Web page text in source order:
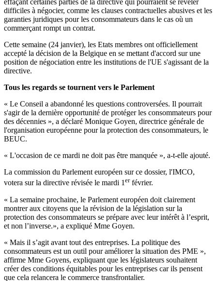
effaçant certaines parties de la directive qui pourraient se révéler
difficiles à négocier, comme les clauses contractuelles abusives et les
garanties juridiques pour les consommateurs dans le cas où un
commerçant rompt un contrat.
Cette semaine (24 janvier), les Etats membres ont officiellement
accepté la décision de la Belgique en se mettant d'accord sur une
position de négociation entre les institutions de l'UE s'agissant de la
directive.
Tous les regards se tournent vers le Parlement
« Le Conseil a abandonné les questions controversées. Il pourrait
s'agir de la dernière opportunité de protéger les consommateurs pour
des décennies », a déclaré Monique Goyen, directrice générale de
l'organisation européenne pour la protection des consommateurs, le
BEUC.
« L'occasion de ce mardi ne doit pas être manquée », a-t-elle ajouté.
La commission du Parlement européen sur ce dossier, l'IMCO,
votera sur la directive révisée le mardi 1erfévrier.
« La semaine prochaine, le Parlement européen doit clairement
montrer aux citoyens que la révision de la législation sur la
protection des consommateurs se prépare avec leur intérêt à l’esprit,
et non l’inverse.», a expliqué Mme Goyen.
« Mais il s’agit avant tout des entreprises. La politique des
consommateurs est un outil pour améliorer la situation des PME »,
affirme Mme Goyens, expliquant que les législateurs souhaitent
créer des conditions équitables pour les entreprises car ils pensent
que cela relancera le commerce transfrontalier.